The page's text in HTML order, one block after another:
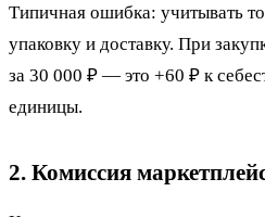
Типичная ошибка: учитывать
упаковку и доставку. При
за 30 000 ₽ — это +60 ₽ к
единицы.
2. Комиссия